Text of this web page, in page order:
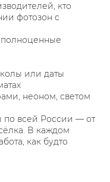
кто
фотозон с
или даты
неоном, светом
всей России — от
В каждом
как будто